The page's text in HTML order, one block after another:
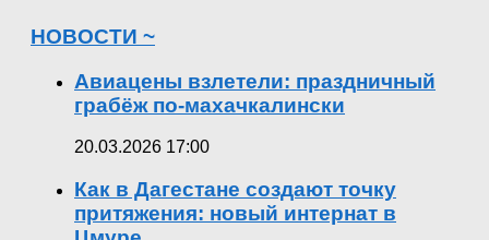
НОВОСТИ ~
Авиацены взлетели: праздничный
грабёж по-махачкалински
20.03.2026 17:00
Как в Дагестане создают точку
притяжения: новый интернат в